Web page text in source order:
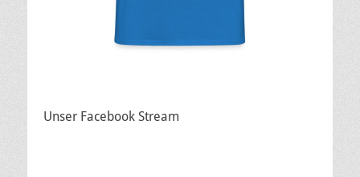
Unser Facebook Stream